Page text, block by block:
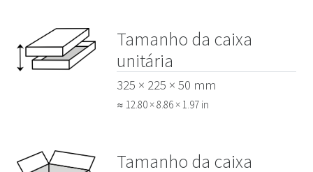
Tamanho da caixa
unitária
325 × 225 × 50 mm
≈ 12.80 × 8.86 × 1.97 in
Tamanho da caixa